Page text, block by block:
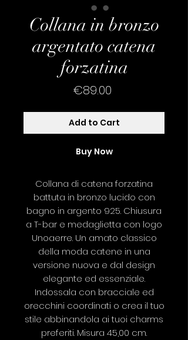
Collana in bronzo
argentato catena
forzatina
€89.00
Add to Cart
Buy Now
Collana di catena forzatina
battuta in bronzo lucido con
bagno in argento 925. Chiusura
a T-bar e medaglietta con logo
Unoaerre. Un amato classico
della moda catene in una
versione nuova e dal design
elegante ed essenziale.
Indossala con bracciale ed
orecchini coordinati o crea il tuo
stile abbinandola ai tuoi charms
preferiti. Misura 45,00 cm.